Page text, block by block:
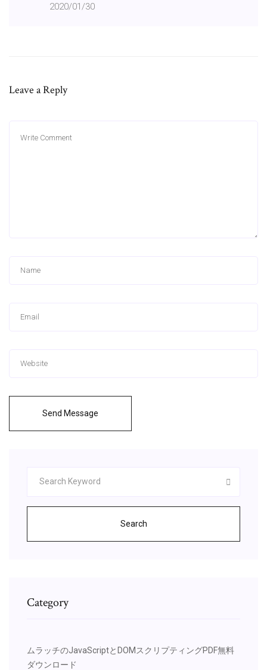
2020/01/30
Leave a Reply
Send Message
Search
Category
ムラッチのJavaScriptとDOMスクリプティングPDF無料
ダウンロード